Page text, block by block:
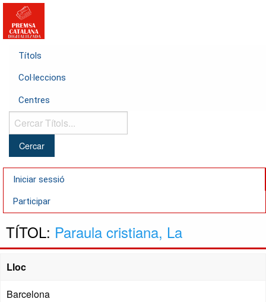
Títols
Col·leccions
Centres
Cercar
Títols...
Iniciar sessió
Participar
TÍTOL: Paraula cristiana, La
Lloc
Barcelona